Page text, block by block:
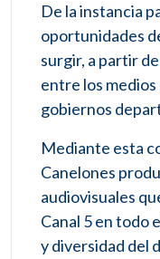
De la instancia
oportunidades
surgir, a partir
entre los
gobiernos
Mediante esta
Canelones
audiovisuales
Canal 5 en todo
y diversidad del